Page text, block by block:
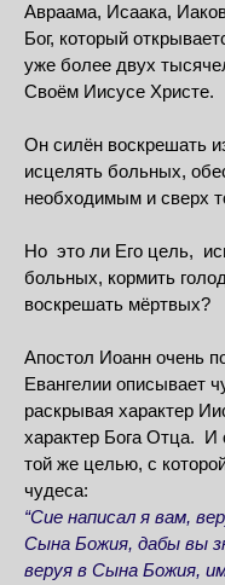
Авраама, Исаака,
Бог, который
уже более двух
Своём Иисусе Христе.
Он силён воскрешать
исцелять больных,
необходимым и сверх
Но это ли Его цель,
больных, кормить
воскрешать мёртвых?
Апостол Иоанн очень
Евангелии описывает
раскрывая характер
характер Бога Отца. И
той же целью, с
чудеса:
“Сие написал я вам,
Сына Божия, дабы вы
веруя в Сына Божия,